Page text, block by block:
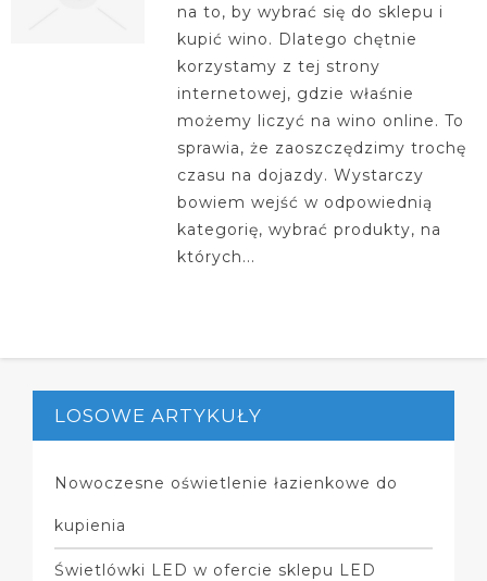
na to, by wybrać się do sklepu i
kupić wino. Dlatego chętnie
korzystamy z tej strony
internetowej, gdzie właśnie
możemy liczyć na wino online. To
sprawia, że zaoszczędzimy trochę
czasu na dojazdy. Wystarczy
bowiem wejść w odpowiednią
kategorię, wybrać produkty, na
których...
LOSOWE ARTYKUŁY
Nowoczesne oświetlenie łazienkowe do
kupienia
Świetlówki LED w ofercie sklepu LED